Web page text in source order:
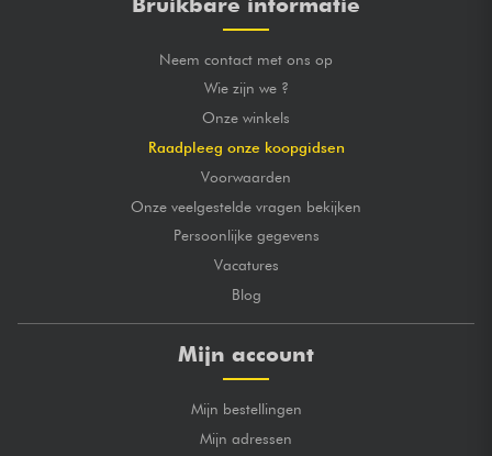
Neem contact met ons op
Wie zijn we ?
Onze winkels
Raadpleeg onze koopgidsen
Voorwaarden
Onze veelgestelde vragen bekijken
Persoonlijke gegevens
Vacatures
Blog
Mijn account
Mijn bestellingen
Mijn adressen